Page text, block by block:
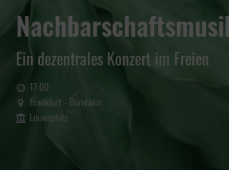
Ein dezentrales Konzert im Freien
17:00
Frankfurt - Bornheim
Luisenplatz